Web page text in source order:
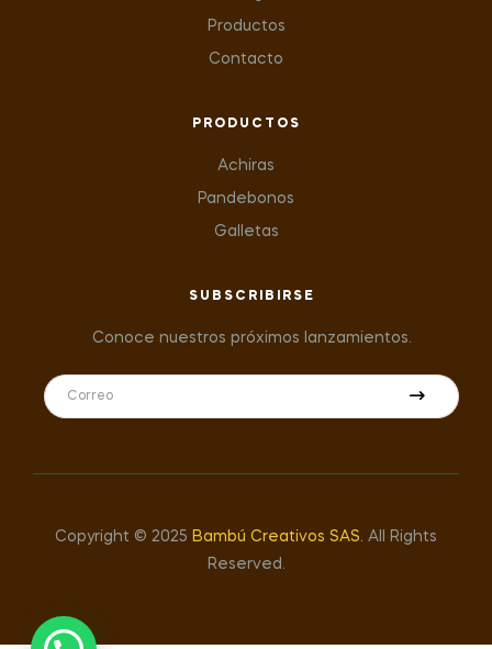
Productos
Contacto
PRODUCTOS
Achiras
Pandebonos
Galletas
SUBSCRIBIRSE
Conoce nuestros próximos lanzamientos.
Copyright © 2025 Bambú Creativos SAS. All Rights
Reserved.